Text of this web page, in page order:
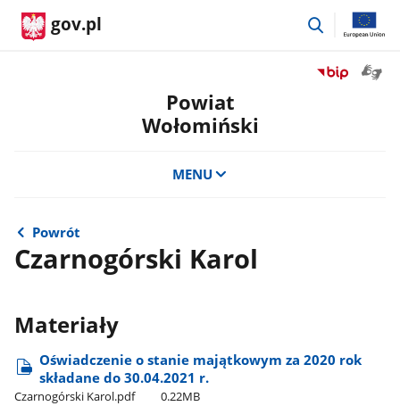
gov.pl
przejdź
Przejdź
Powiat
Wołomiński
MENU
Powrót
Czarnogórski Karol
Materiały
Oświadczenie o stanie majątkowym za 2020 rok
składane do 30.04.2021 r.
Czarnogórski Karol.pdf 0.22MB